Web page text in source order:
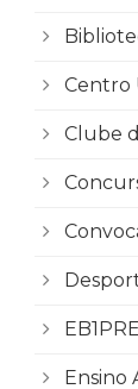
Centro
Clube
EB1PRE
Ensino